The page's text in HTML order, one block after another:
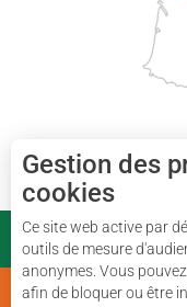
Mentions
Gestion des
cookies
Ce site web active par
outils de mesure
anonymes. Vous
afin de bloquer ou être